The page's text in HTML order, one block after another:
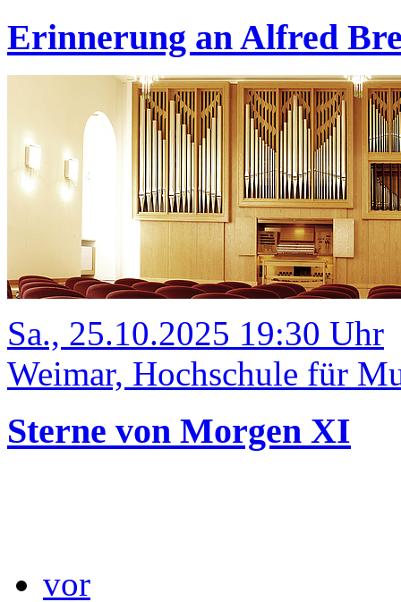
Erinnerung an Alfred
Sa., 25.10.2025 19:30 Uhr
Weimar, Hochschule für
Sterne von Morgen XI
vor